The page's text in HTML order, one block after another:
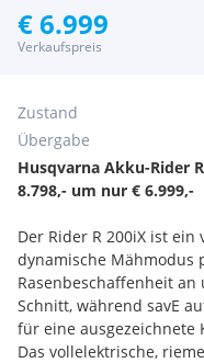
€ 6.999
Verkaufspreis
Zustand
Übergabe
Husqvarna Akku-Rider
8.798,- um nur € 6.999,-
Der Rider R 200iX ist
dynamische Mähmodus
Rasenbeschaffenheit
Schnitt, während savE
für eine ausgezeichnete
Das vollelektrische,